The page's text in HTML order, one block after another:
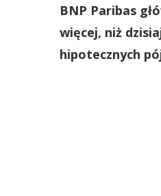
BNP Paribas
więcej, niż
hipotecznych